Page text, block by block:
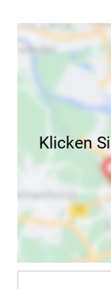
Klicken